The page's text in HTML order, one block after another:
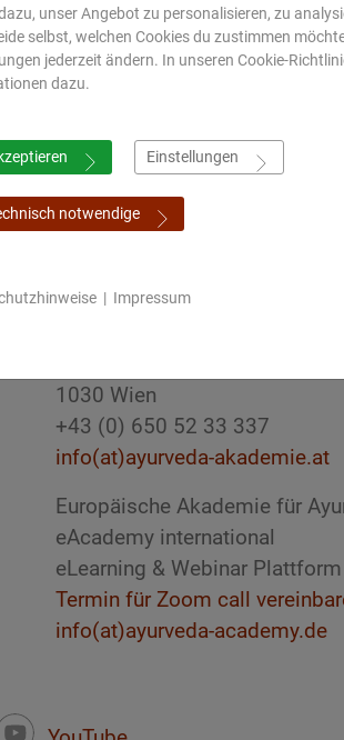
durch
Mahagujarat
Medical Society,
Nadiad
All India
Ayurveda,
1030 Wien
+43 (0) 650 52 33 337
info(at)ayurveda-akademie.at
Europäische Akademie für
eAcademy international
eLearning & Webinar Plattform
Termin für Zoom call
info(at)ayurveda-academy.de
unser Angebot zu personalisieren, zu
selbst, welchen Cookies du zustimmen
jederzeit ändern. In unseren Cookie-
dazu.
Einstellungen
notwendige
| Impressum